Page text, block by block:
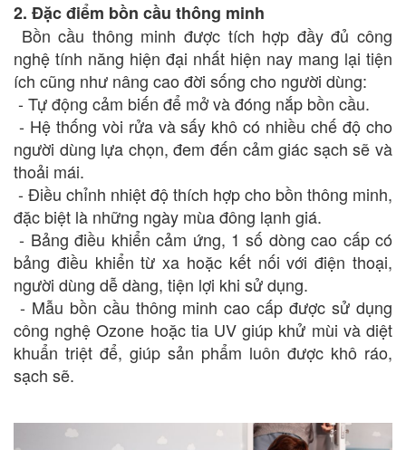
2. Đặc điểm bồn cầu thông minh
Bồn cầu thông minh được tích hợp đầy đủ công
nghệ tính năng hiện đại nhất hiện nay mang lại tiện
ích cũng như nâng cao đời sống cho người dùng:
- Tự động cảm biến để mở và đóng nắp bồn cầu.
- Hệ thống vòi rửa và sấy khô có nhiều chế độ cho
người dùng lựa chọn, đem đến cảm giác sạch sẽ và
thoải mái.
- Điều chỉnh nhiệt độ thích hợp cho bồn thông minh,
đặc biệt là những ngày mùa đông lạnh giá.
- Bảng điều khiển cảm ứng, 1 số dòng cao cấp có
bảng điều khiển từ xa hoặc kết nối với điện thoại,
người dùng dễ dàng, tiện lợi khi sử dụng.
- Mẫu bồn cầu thông minh cao cấp được sử dụng
công nghệ Ozone hoặc tia UV giúp khử mùi và diệt
khuẩn triệt để, giúp sản phẩm luôn được khô ráo,
sạch sẽ.